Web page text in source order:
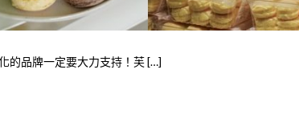
的品牌一定要大力支持！芙 […]